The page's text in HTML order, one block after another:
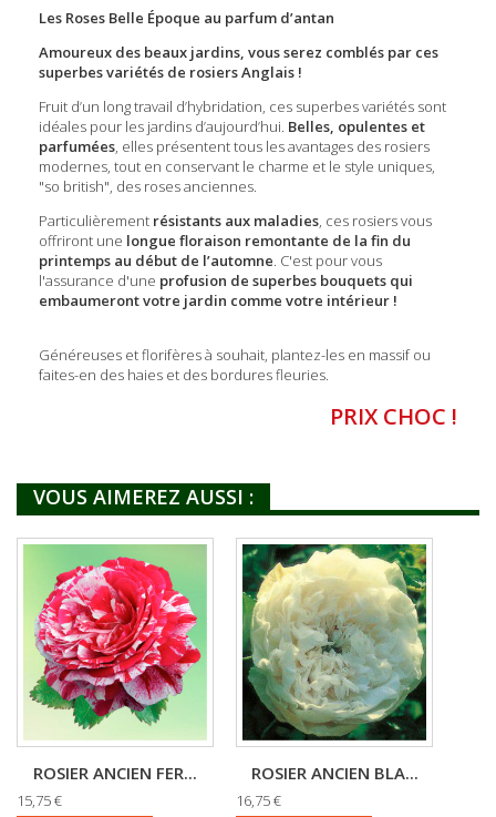
Les Roses Belle Époque au parfum d’antan
Amoureux des beaux jardins, vous serez comblés par ces
superbes variétés de rosiers Anglais !
Fruit d’un long travail d’hybridation, ces superbes variétés sont
idéales pour les jardins d’aujourd’hui. Belles, opulentes et
parfumées, elles présentent tous les avantages des rosiers
modernes, tout en conservant le charme et le style uniques,
"so british", des roses anciennes.
Particulièrement résistants aux maladies, ces rosiers vous
offriront une longue floraison remontante de la fin du
printemps au début de l’automne. C'est pour vous
l'assurance d'une profusion de superbes bouquets qui
embaumeront votre jardin comme votre intérieur !
Généreuses et florifères à souhait, plantez-les en massif ou
faites-en des haies et des bordures fleuries.
PRIX CHOC !
VOUS AIMEREZ AUSSI :
ROSIER ANCIEN FER...
15,75 €
ROSIER ANCIEN BLA...
16,75 €